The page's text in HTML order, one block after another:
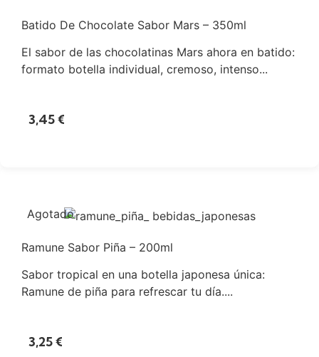
Batido De Chocolate Sabor Mars – 350ml
El sabor de las chocolatinas Mars ahora en batido:
formato botella individual, cremoso, intenso...
3,45€
Agotado
Ramune Sabor Piña – 200ml
Sabor tropical en una botella japonesa única:
Ramune de piña para refrescar tu día....
3,25€